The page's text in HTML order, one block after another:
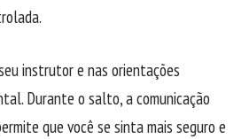
instrutor e nas orientações
Durante o salto, a comunicação
que você se sinta mais seguro e